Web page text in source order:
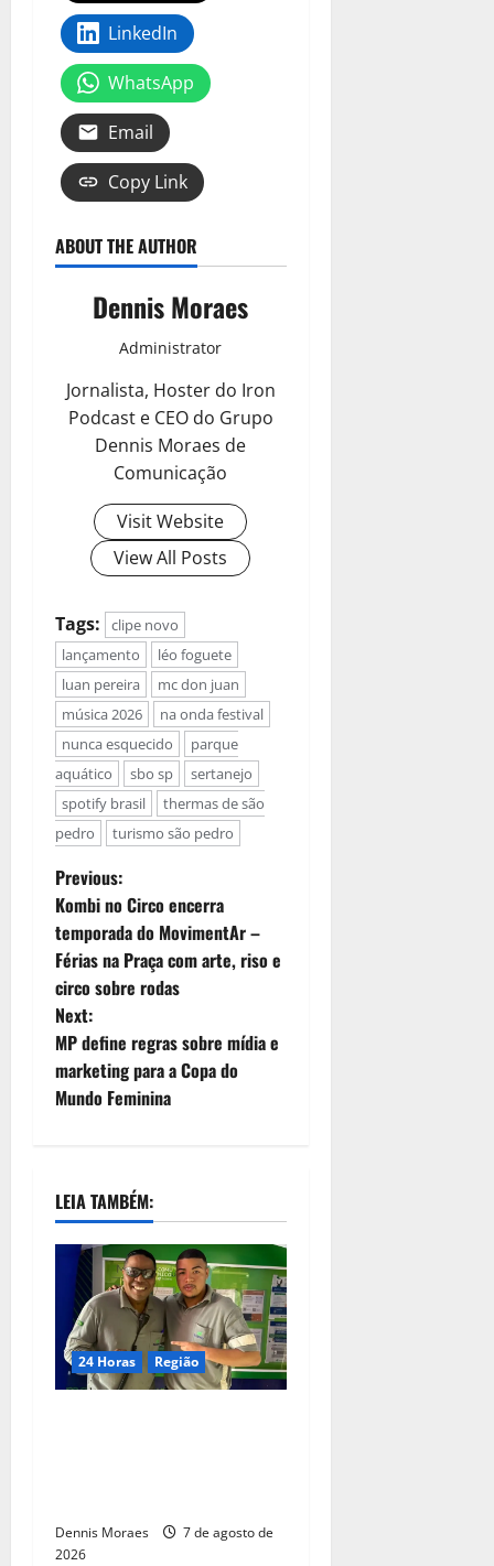
LinkedIn
WhatsApp
Email
Copy Link
ABOUT THE AUTHOR
Dennis Moraes
Administrator
Jornalista, Hoster do Iron
Podcast e CEO do Grupo
Dennis Moraes de
Comunicação
Visit Website
View All Posts
Tags:
clipe novo
lançamento
léo foguete
luan pereira
mc don juan
música 2026
na onda festival
nunca esquecido
parque
aquático
sbo sp
sertanejo
spotify brasil
thermas de são
pedro
turismo são pedro
Previous:
Kombi no Circo encerra
temporada do MovimentAr –
Férias na Praça com arte, riso e
circo sobre rodas
Next:
MP define regras sobre mídia e
marketing para a Copa do
Mundo Feminina
LEIA TAMBÉM:
24 Horas Região
Dennis Moraes
7 de agosto de
2026